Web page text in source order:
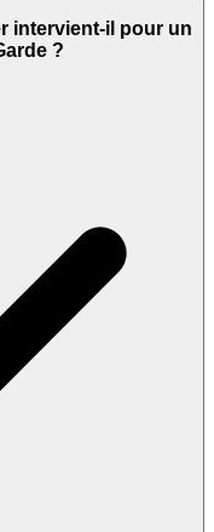
intervient-il pour un
?